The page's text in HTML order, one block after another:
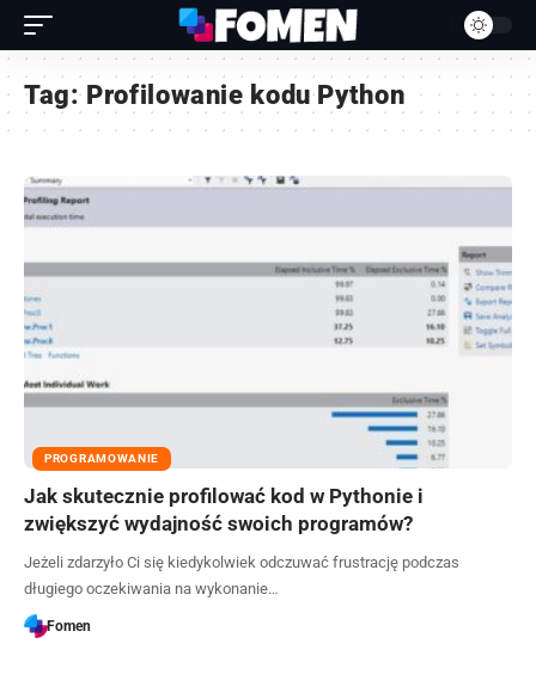
Tag: Profilowanie kodu Python
PROGRAMOWANIE
Jak skutecznie profilować kod w Pythonie i
zwiększyć wydajność swoich programów?
Jeżeli zdarzyło Ci się kiedykolwiek odczuwać frustrację podczas
długiego oczekiwania na wykonanie…
Fomen